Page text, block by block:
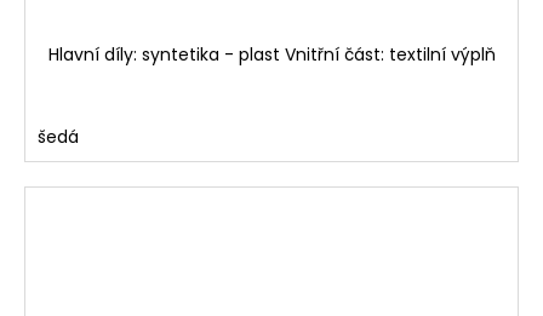
Hlavní díly: syntetika - plast Vnitřní část: textilní výplň
šedá